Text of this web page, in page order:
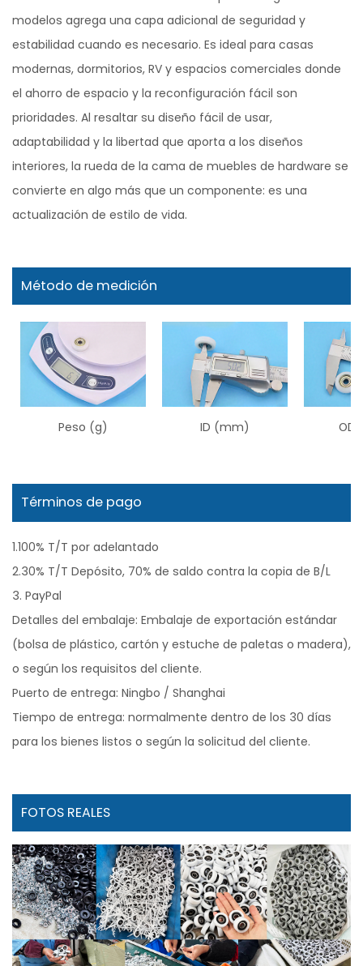
modelos agrega una capa adicional de seguridad y
estabilidad cuando es necesario. Es ideal para casas
modernas, dormitorios, RV y espacios comerciales donde
el ahorro de espacio y la reconfiguración fácil son
prioridades. Al resaltar su diseño fácil de usar,
adaptabilidad y la libertad que aporta a los diseños
interiores, la rueda de la cama de muebles de hardware se
convierte en algo más que un componente: es una
actualización de estilo de vida.
Método de medición
Peso (g) ID (mm) OD
Términos de pago
1.100% T/T por adelantado
2.30% T/T Depósito, 70% de saldo contra la copia de B/L
3. PayPal
Detalles del embalaje: Embalaje de exportación estándar
(bolsa de plástico, cartón y estuche de paletas o madera),
o según los requisitos del cliente.
Puerto de entrega: Ningbo / Shanghai
Tiempo de entrega: normalmente dentro de los 30 días
para los bienes listos o según la solicitud del cliente.
FOTOS REALES